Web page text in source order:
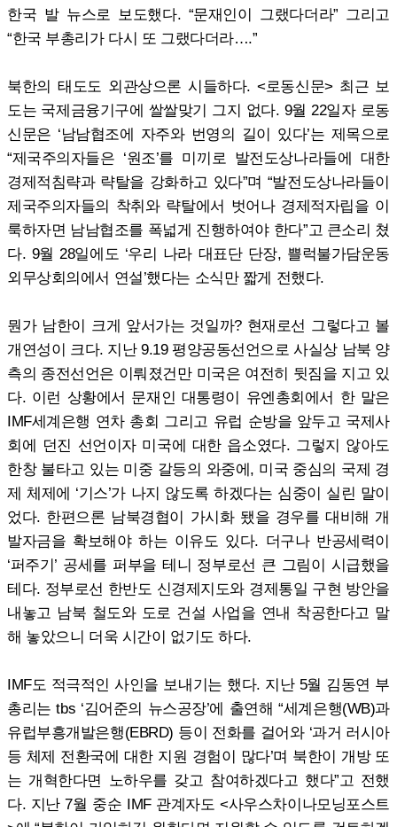
한국 발 뉴스로 보도했다. “문재인이 그랬다더라” 그리고
“한국 부총리가 다시 또 그랬다더라….”
북한의 태도도 외관상으론 시들하다. <로동신문> 최근 보
도는 국제금융기구에 쌀쌀맞기 그지 없다. 9월 22일자 로동
신문은 ‘남남협조에 자주와 번영의 길이 있다’는 제목으로
“제국주의자들은 ‘원조’를 미끼로 발전도상나라들에 대한
경제적침략과 략탈을 강화하고 있다”며 “발전도상나라들이
제국주의자들의 착취와 략탈에서 벗어나 경제적자립을 이
룩하자면 남남협조를 폭넓게 진행하여야 한다”고 큰소리 쳤
다. 9월 28일에도 ‘우리 나라 대표단 단장, 쁠럭불가담운동
외무상회의에서 연설’했다는 소식만 짧게 전했다.
뭔가 남한이 크게 앞서가는 것일까? 현재로선 그렇다고 볼
개연성이 크다. 지난 9.19 평양공동선언으로 사실상 남북 양
측의 종전선언은 이뤄졌건만 미국은 여전히 뒷짐을 지고 있
다. 이런 상황에서 문재인 대통령이 유엔총회에서 한 말은
IMF세계은행 연차 총회 그리고 유럽 순방을 앞두고 국제사
회에 던진 선언이자 미국에 대한 읍소였다. 그렇지 않아도
한창 불타고 있는 미중 갈등의 와중에, 미국 중심의 국제 경
제 체제에 ‘기스’가 나지 않도록 하겠다는 심중이 실린 말이
었다. 한편으론 남북경협이 가시화 됐을 경우를 대비해 개
발자금을 확보해야 하는 이유도 있다. 더구나 반공세력이
‘퍼주기’ 공세를 퍼부을 테니 정부로선 큰 그림이 시급했을
테다. 정부로선 한반도 신경제지도와 경제통일 구현 방안을
내놓고 남북 철도와 도로 건설 사업을 연내 착공한다고 말
해 놓았으니 더욱 시간이 없기도 하다.
IMF도 적극적인 사인을 보내기는 했다. 지난 5월 김동연 부
총리는 tbs ‘김어준의 뉴스공장’에 출연해 “세계은행(WB)과
유럽부흥개발은행(EBRD) 등이 전화를 걸어와 ‘과거 러시아
등 체제 전환국에 대한 지원 경험이 많다’며 북한이 개방 또
는 개혁한다면 노하우를 갖고 참여하겠다고 했다”고 전했
다. 지난 7월 중순 IMF 관계자도 <사우스차이나모닝포스트